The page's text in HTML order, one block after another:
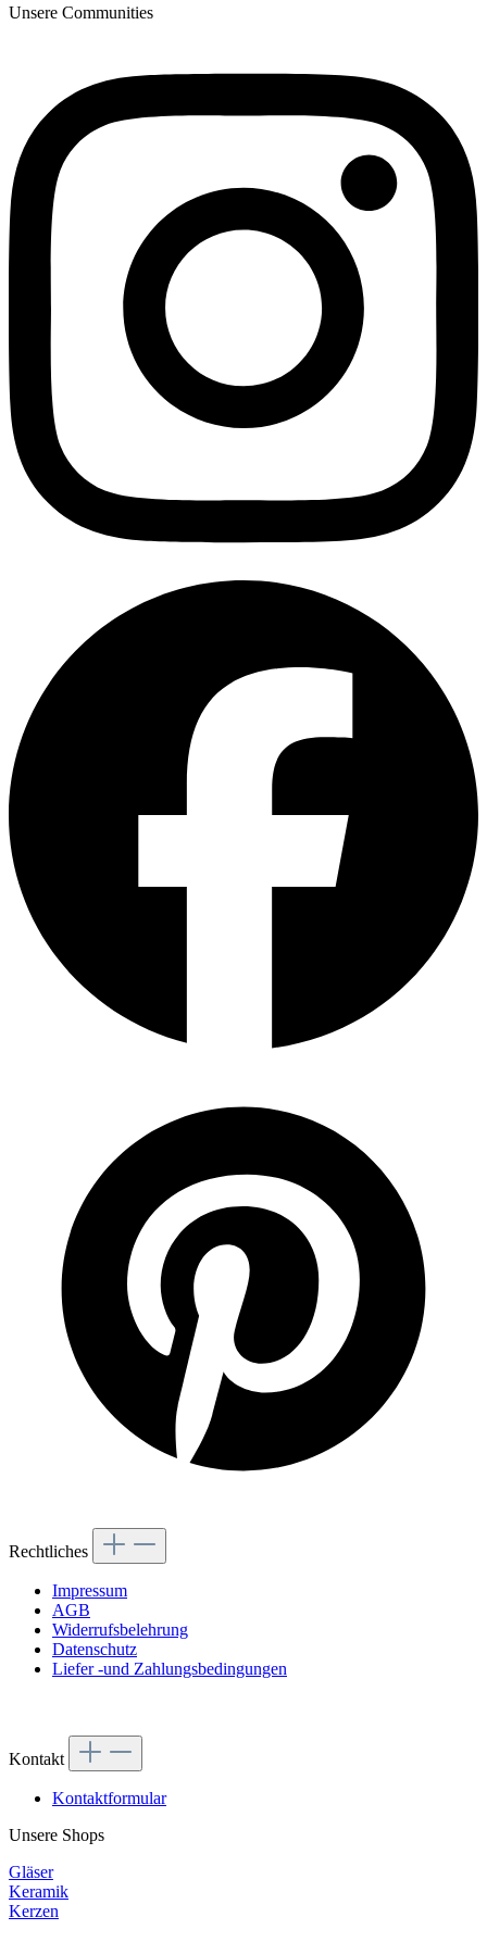
Unsere Communities
Rechtliches
Impressum
AGB
Widerrufsbelehrung
Datenschutz
Liefer -und Zahlungsbedingungen
Kontakt
Kontaktformular
Unsere Shops
Gläser
Keramik
Kerzen